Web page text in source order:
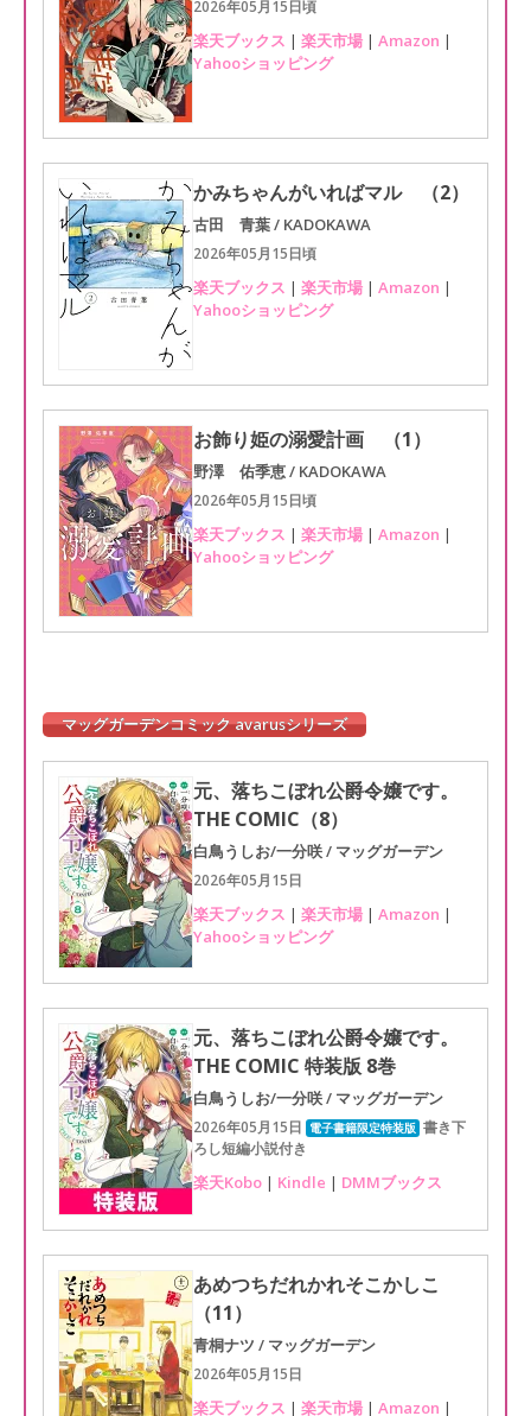
2026年05月15日頃
楽天ブックス | 楽天市場 | Amazon |
Yahooショッピング
かみちゃんがいればマル （2）
古田 青葉 / KADOKAWA
2026年05月15日頃
楽天ブックス | 楽天市場 | Amazon |
Yahooショッピング
お飾り姫の溺愛計画 （1）
野澤 佑季恵 / KADOKAWA
2026年05月15日頃
楽天ブックス | 楽天市場 | Amazon |
Yahooショッピング
マッグガーデンコミック avarusシリーズ
元、落ちこぼれ公爵令嬢です。
THE COMIC（8）
白鳥うしお/一分咲 / マッグガーデン
2026年05月15日
楽天ブックス | 楽天市場 | Amazon |
Yahooショッピング
元、落ちこぼれ公爵令嬢です。
THE COMIC 特装版 8巻
白鳥うしお/一分咲 / マッグガーデン
2026年05月15日 電子書籍限定特装版 書き下
ろし短編小説付き
楽天Kobo | Kindle | DMMブックス
あめつちだれかれそこかしこ
（11）
青桐ナツ / マッグガーデン
2026年05月15日
楽天ブックス | 楽天市場 | Amazon |